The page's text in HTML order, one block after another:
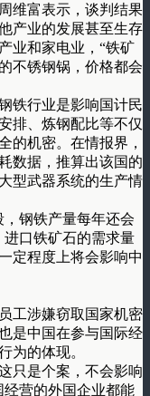
维富表示，谈判结果
产业的发展甚至生存
业和家电业，“铁矿
不锈钢锅，价格都会
行业是影响国计民
排、炼钢配比等不仅
的机密。在情报界，
数据，推算出该国的
型武器系统的生产情
钢铁产量每年还会
进口铁矿石的需求量
定程度上将会影响中
涉嫌窃取国家机密
是中国在参与国际经
为的体现。
是个案，不会影响
营的外国企业都能